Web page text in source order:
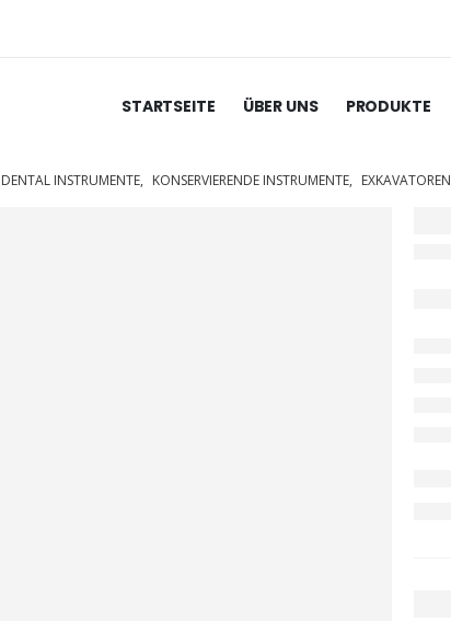
STARTSEITE ÜBER UNS PRODUKTE
DENTAL INSTRUMENTE, KONSERVIERENDE INSTRUMENTE, EXKAVATOREN